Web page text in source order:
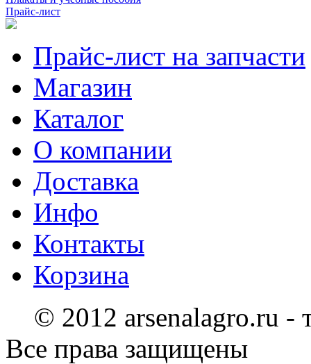
Прайс-лист
Прайс-лист на запчасти
Магазин
Каталог
О компании
Доставка
Инфо
Контакты
Корзина
© 2012 arsenalagro.ru -
Все права защищены